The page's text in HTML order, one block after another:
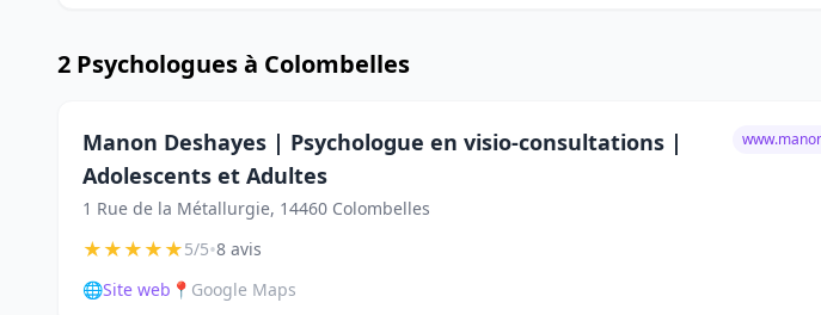
2 Psychologues à Colombelles
Manon Deshayes | Psychologue en visio-consultations |
Adolescents et Adultes
1 Rue de la Métallurgie, 14460 Colombelles
★★★★★5/5•8 avis
🌐Site web 📍 Google Maps